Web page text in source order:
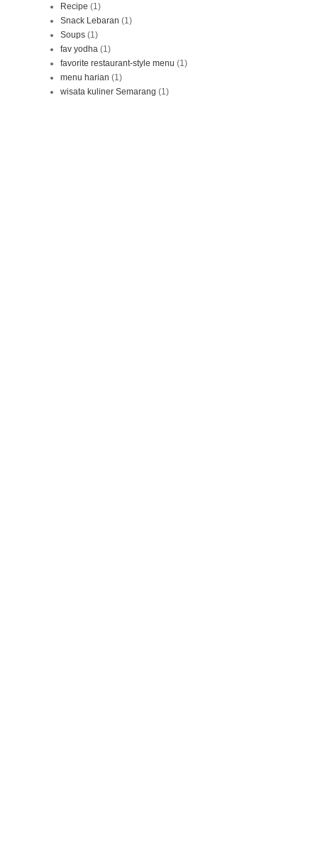
Recipe (1)
Snack Lebaran (1)
Soups (1)
fav yodha (1)
favorite restaurant-style menu (1)
menu harian (1)
wisata kuliner Semarang (1)